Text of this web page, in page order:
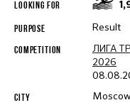
Result
ЛИГА
2026
Moscow